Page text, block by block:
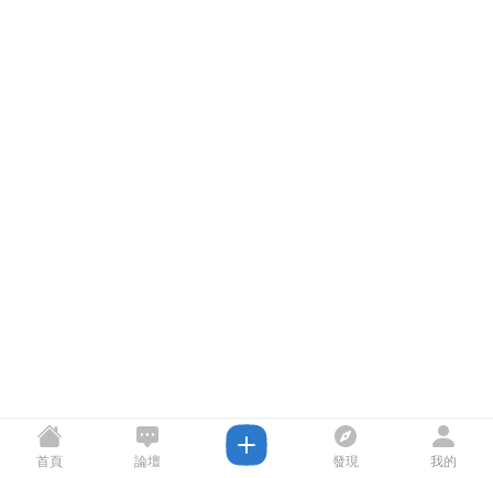
首頁 論壇 發現 我的